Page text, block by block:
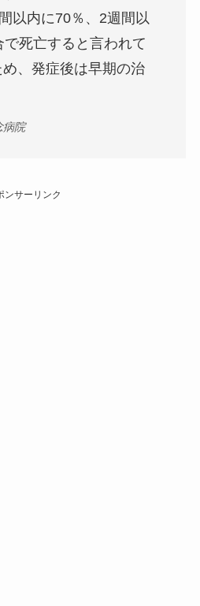
以内に70％、2週間以
死亡すると言われて
、発症後は早期の治
病院
ンサーリンク